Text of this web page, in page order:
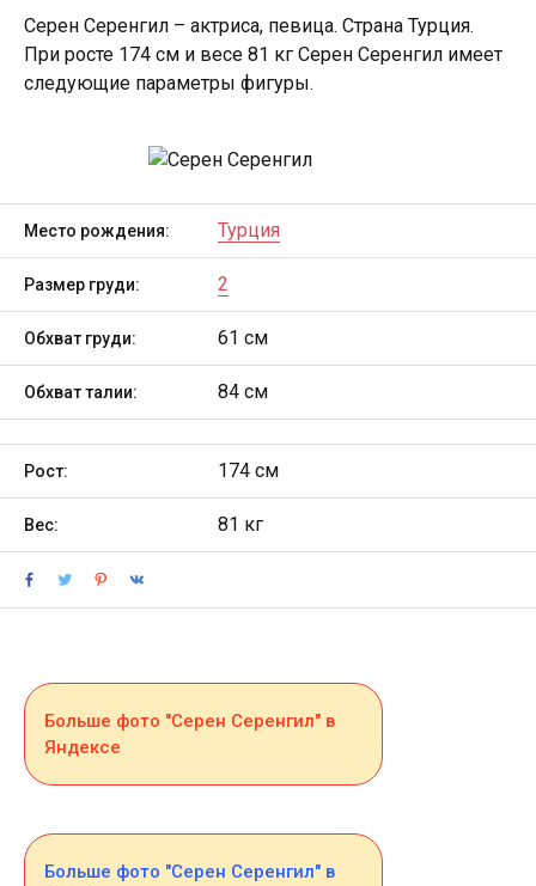
Серен Серенгил – актриса, певица. Страна Турция.
При росте 174 см и весе 81 кг Серен Серенгил имеет
следующие параметры фигуры.
Место рождения: Турция
Размер груди: 2
Обхват груди: 61 см
Обхват талии: 84 см
Рост: 174 см
Вес: 81 кг
Больше фото "Серен Серенгил" в
Яндексе
Больше фото "Серен Серенгил" в